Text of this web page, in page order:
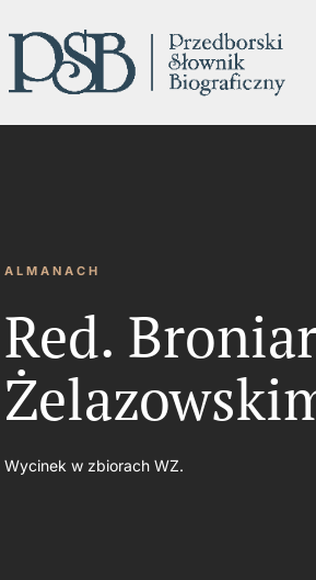
ALMANACH
Red.
Wycinek w zbiorach WZ.